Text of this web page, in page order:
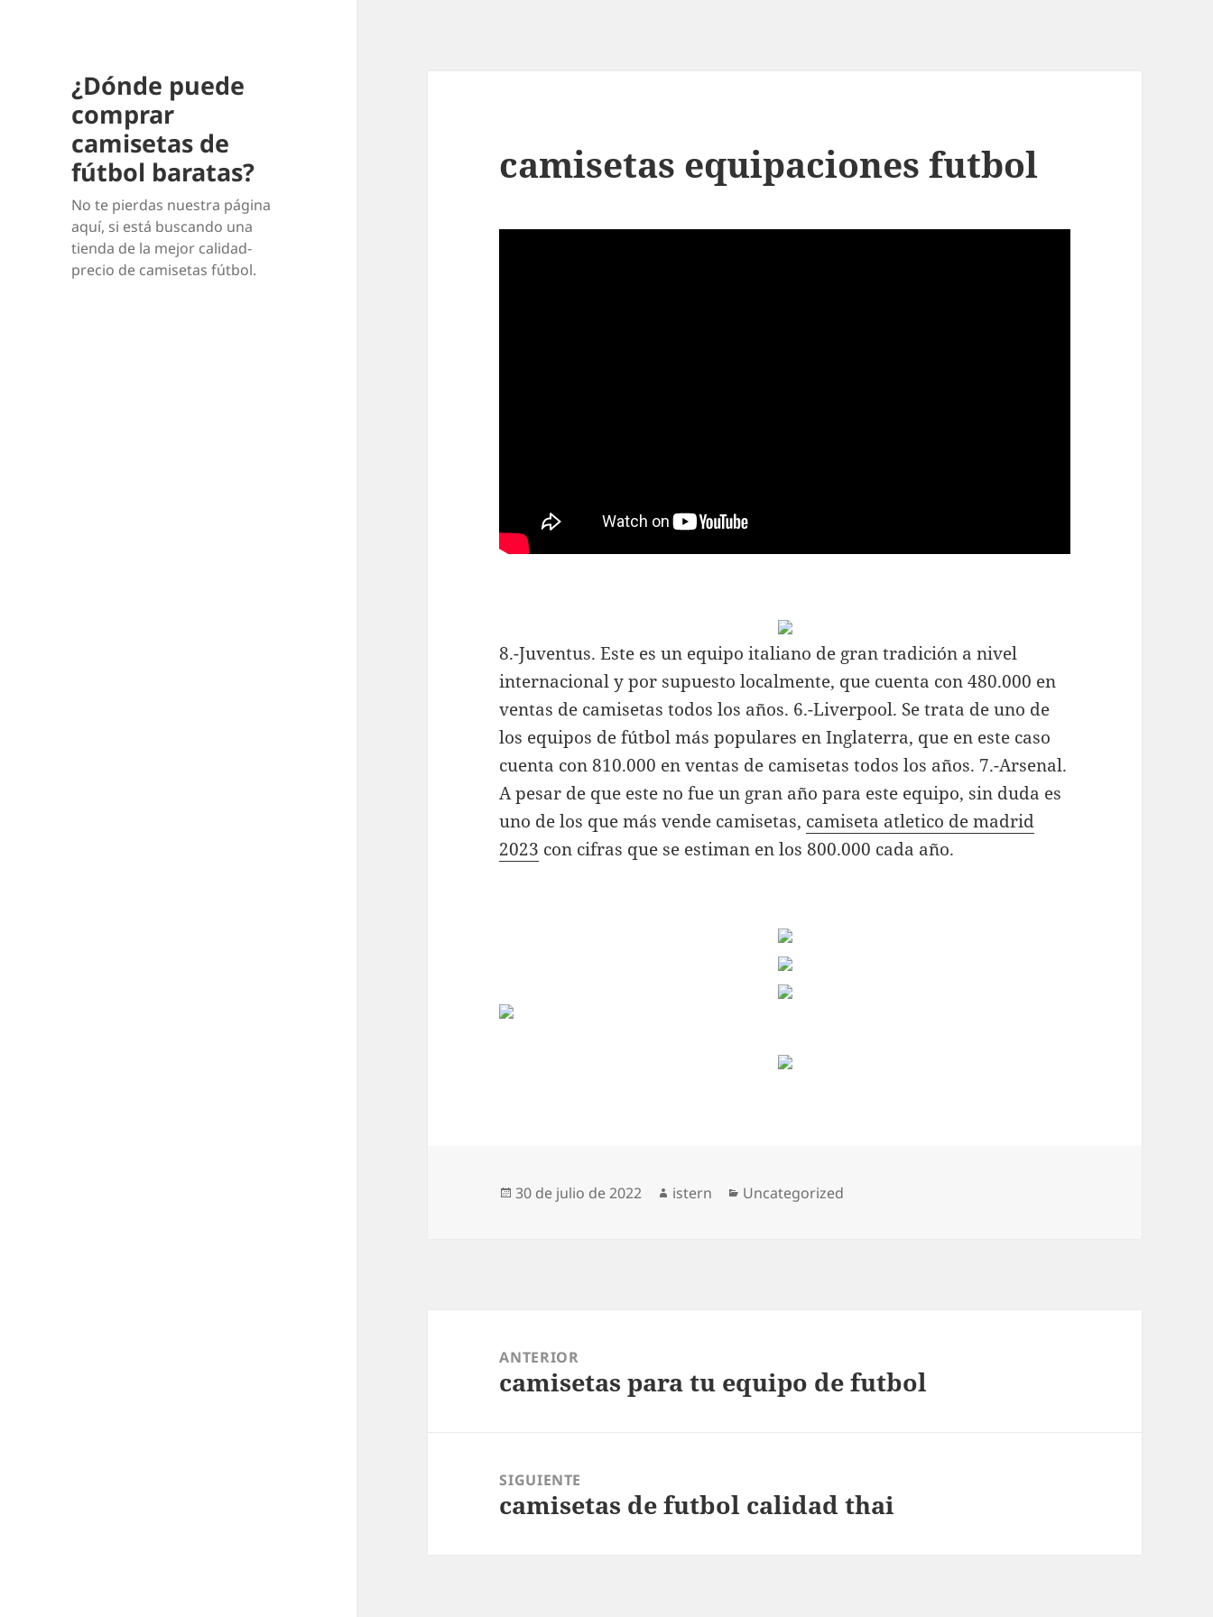
¿Dónde puede
comprar
camisetas de
fútbol baratas?
No te pierdas nuestra página
aquí, si está buscando una
tienda de la mejor calidad-
precio de camisetas fútbol.
camisetas equipaciones futbol
8.-Juventus. Este es un equipo italiano de gran tradición a nivel
internacional y por supuesto localmente, que cuenta con 480.000 en
ventas de camisetas todos los años. 6.-Liverpool. Se trata de uno de
los equipos de fútbol más populares en Inglaterra, que en este caso
cuenta con 810.000 en ventas de camisetas todos los años. 7.-Arsenal.
A pesar de que este no fue un gran año para este equipo, sin duda es
uno de los que más vende camisetas, camiseta atletico de madrid
2023 con cifras que se estiman en los 800.000 cada año.
Publicado
30 de julio de 2022 Autor
istern Categorías
Uncategorized
entradas
ANTERIOR
Entrada
camisetas para tu equipo de futbol
SIGUIENTE
Entrada
camisetas de futbol calidad thai